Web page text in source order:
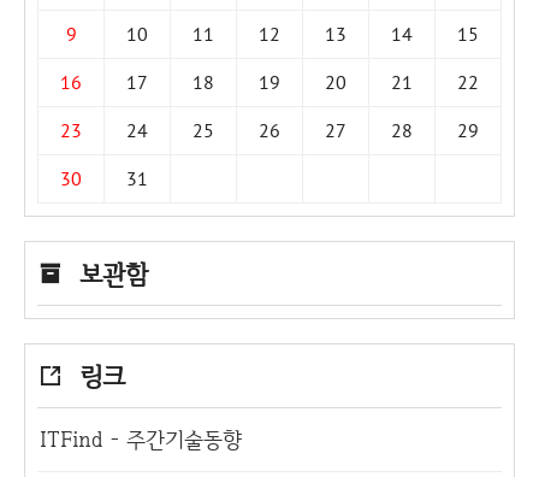
9
10 11 12 13 14
15
16
17 18 19 20 21
22
23
24 25 26 27 28
29
30
31
보관함
링크
ITFind - 주간기술동향